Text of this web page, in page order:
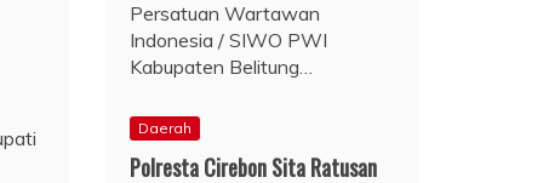
Persatuan Wartawan
Indonesia / SIWO PWI
Kabupaten Belitung…
Daerah
Polresta Cirebon Sita Ratusan